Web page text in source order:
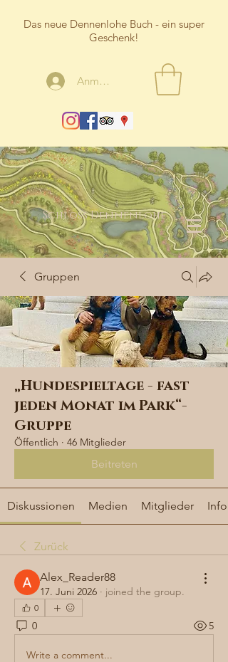
Das neue Dennenlohe Buch - ein super
Geschenk!
Anmelden
Schloss Dennenlohe
Gruppen
„Hundespieltage - fast
jeden Monat im Park“-
Gruppe
Öffentlich · 46 Mitglieder
Beitreten
Diskussionen Medien Mitglieder Info
Zurück
Alex_Reader88
17. Juni 2026 · joined the group.
0
0 5
Write a comment...